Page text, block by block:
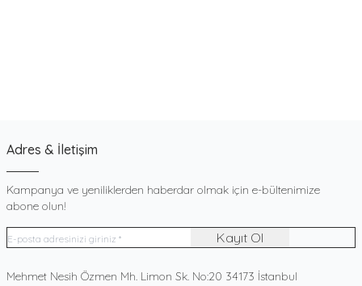
Adres & İletişim
Kampanya ve yeniliklerden haberdar olmak için e-bültenimize
abone olun!
Kayıt Ol
Adres
Mehmet Nesih Özmen Mh. Limon Sk. No:20 34173 İstanbul